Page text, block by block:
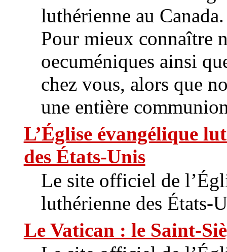
luthérienne au Canada.
Pour mieux connaître
oecuméniques ainsi
chez vous, alors que
une entière
L’Église évangélique
des États-Unis
Le site officiel de
luthérienne des États-
Le Vatican : le Saint-